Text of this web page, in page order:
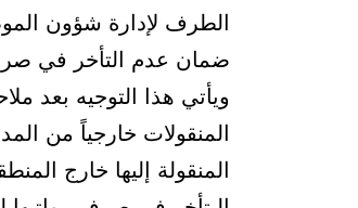
الطرف لإدارة شؤون
ضمان عدم التأخر في
ويأتي هذا التوجيه بعد
المنقولات خارجياً من
المنقولة إليها خارج